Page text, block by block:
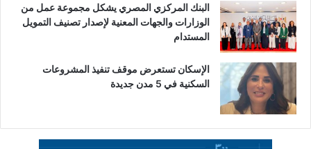
البنك المركزي المصري يشكل مجموعة عمل من
الوزارات والجهات المعنية لإصدار تصنيف التمويل
المستدام
الإسكان تستعرض موقف تنفيذ المشروعات
السكنية في 5 مدن جديدة